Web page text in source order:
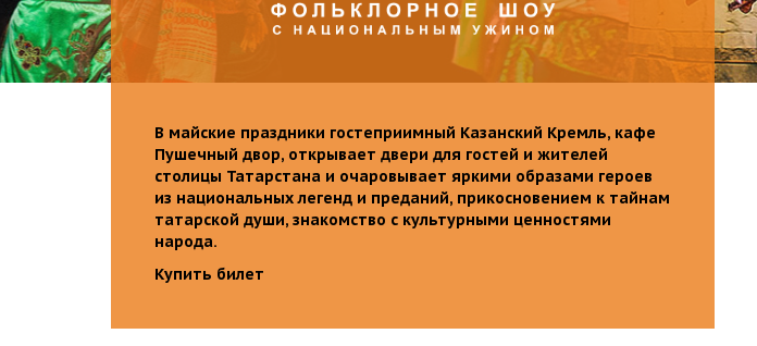
В майские праздники гостеприимный Казанский Кремль, кафе
Пушечный двор, открывает двери для гостей и жителей
столицы Татарстана и очаровывает яркими образами героев
из национальных легенд и преданий, прикосновением к тайнам
татарской души, знакомство с культурными ценностями
народа.
Купить билет